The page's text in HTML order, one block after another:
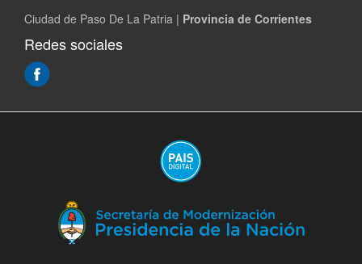
Ciudad de Paso De La Patria | Provincia de Corrientes
Redes sociales